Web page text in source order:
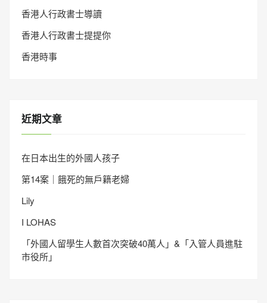
香港人行政書士導讀
香港人行政書士提提你
香港時事
近期文章
在日本出生的外國人孩子
第14案｜餓死的無戶籍老婦
Lily
I LOHAS
「外國人留學生人數首次突破40萬人」&「入管人員進駐
市役所」